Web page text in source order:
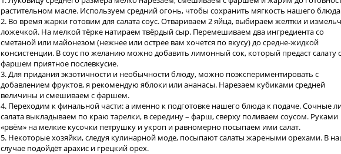
растительном масле. Используем средний огонь, чтобы сохранить мягкость нашего
2. Во время жарки готовим для салата соус. Отвариваем 2 яйца, выбираем желтки и
ложечкой. На мелкой тёрке натираем твёрдый сыр. Перемешиваем два ингредиента со
сметаной или майонезом (нежнее или острее вам хочется по вкусу) до средне-жидкой
консистенции. В соус по желанию можно добавить лимонный сок, который предаст салату с
фаршем приятное послевкусие.
3. Для придания экзотичности и необычности блюду, можно поэкспериментировать с
добавлением фруктов, я рекомендую яблоки или ананасы. Нарезаем кубиками средней
величины и смешиваем с фаршем.
4. Переходим к финальной части: а именно к подготовке нашего блюда к подаче. Сочные
салата выкладываем по краю тарелки, в середину – фарш, сверху поливаем соусом. Руками
«рвём» на мелкие кусочки петрушку и укроп и равномерно посыпаем ими салат.
5. Некоторые хозяйки, следуя кулинарной моде, посыпают салаты жареными орехами. В
случае подойдёт арахис и грецкий орех.